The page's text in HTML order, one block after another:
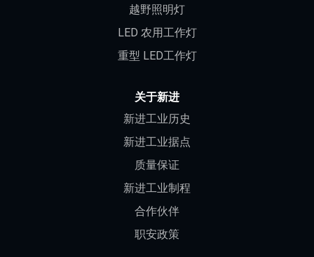
越野照明灯
LED 农用工作灯
重型 LED工作灯
关于新进
新进工业历史
新进工业据点
质量保证
新进工业制程
合作伙伴
职安政策